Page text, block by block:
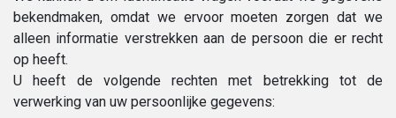
bekendmaken, omdat we ervoor moeten zorgen dat we
alleen informatie verstrekken aan de persoon die er recht
op heeft.
U heeft de volgende rechten met betrekking tot de
verwerking van uw persoonlijke gegevens: